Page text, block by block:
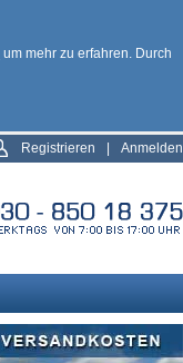
um mehr zu erfahren. Durch
Registrieren Anmelden